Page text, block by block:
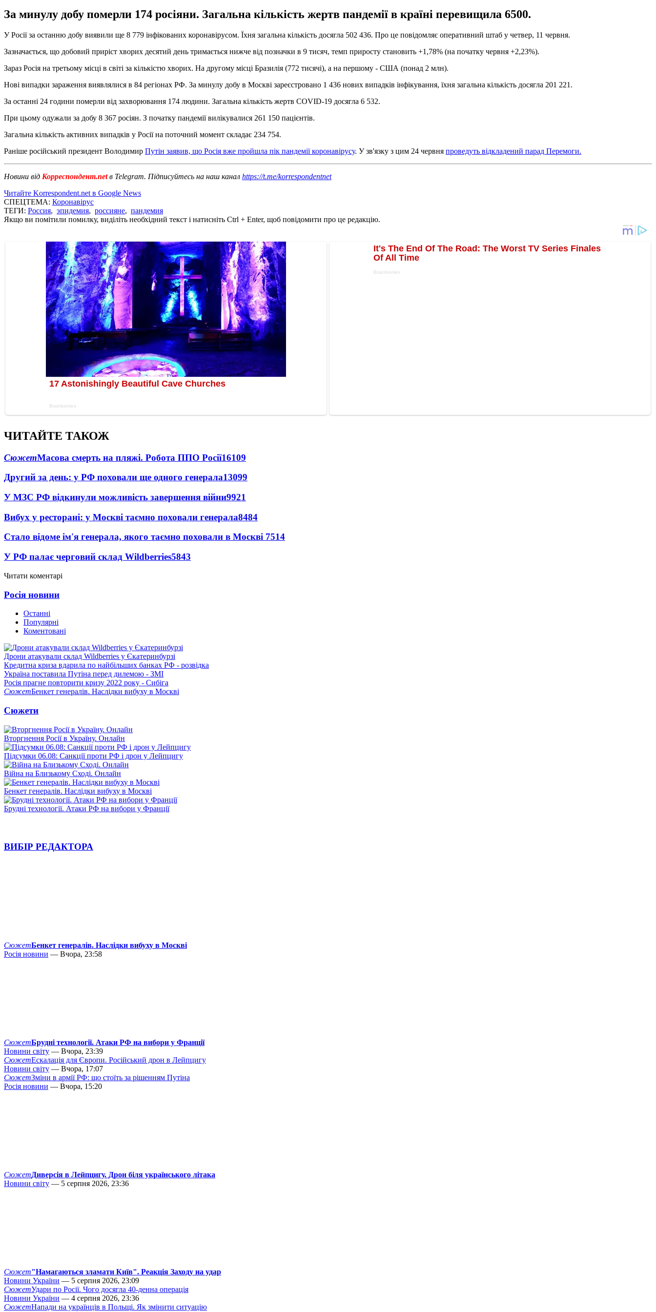
За минулу добу померли 174 росіяни. Загальна кількість жертв пандемії в країні перевищила 6500.
У Росії за останню добу виявили ще 8 779 інфікованих коронавірусом. Їхня загальна кількість досягла 502 436. Про це повідомляє оперативний штаб у четвер, 11 червня.
Зазначається, що добовий приріст хворих десятий день тримається нижче від позначки в 9 тисяч, темп приросту становить +1,78% (на початку червня +2,23%).
Зараз Росія на третьому місці в світі за кількістю хворих. На другому місці Бразилія (772 тисячі), а на першому - США (понад 2 млн).
Нові випадки зараження виявлялися в 84 регіонах РФ. За минулу добу в Москві зареєстровано 1 436 нових випадків інфікування, їхня загальна кількість досягла 201 221.
За останні 24 години померли від захворювання 174 людини. Загальна кількість жертв COVID-19 досягла 6 532.
При цьому одужали за добу 8 367 росіян. З початку пандемії вилікувалися 261 150 пацієнтів.
Загальна кількість активних випадків у Росії на поточний момент складає 234 754.
Раніше російський президент Володимир Путін заявив, що Росія вже пройшла пік пандемії коронавірусу. У зв'язку з цим 24 червня проведуть відкладений парад Перемоги.
Новини від Корреспондент.netв Telegram. Підписуйтесь на наш канал https://t.me/korrespondentnet
Читайте Korrespondent.net в Google News
СПЕЦТЕМА: Коронавірус
ТЕГИ: Россия, эпидемия, россияне, пандемия
Якщо ви помітили помилку, виділіть необхідний текст і натисніть Ctrl + Enter, щоб повідомити про це редакцію.
ЧИТАЙТЕ ТАКОЖ
СюжетМасова смерть на пляжі. Робота ППО Росії16109
Другий за день: у РФ поховали ще одного генерала13099
У МЗС РФ відкинули можливість завершення війни9921
Вибух у ресторані: у Москві таємно поховали генерала8484
Стало відоме ім'я генерала, якого таємно поховали в Москві 7514
У РФ палає черговий склад Wildberries5843
Читати коментарі
Росія новини
Останні
Популярні
Коментовані
Дрони атакували склад Wildberries у Єкатеринбурзі
Кредитна криза вдарила по найбільших банках РФ - розвідка
Україна поставила Путіна перед дилемою - ЗМІ
Росія прагне повторити кризу 2022 року - Сибіга
СюжетБенкет генералів. Наслідки вибуху в Москві
Сюжети
Вторгнення Росії в Україну. Онлайн
Підсумки 06.08: Санкції проти РФ і дрон у Лейпцигу
Війна на Близькому Сході. Онлайн
Бенкет генералів. Наслідки вибуху в Москві
Брудні технології. Атаки РФ на вибори у Франції
ВИБІР РЕДАКТОРА
СюжетБенкет генералів. Наслідки вибуху в Москві
Росія новини — Вчора, 23:58
СюжетБрудні технології. Атаки РФ на вибори у Франції
Новини світу — Вчора, 23:39
СюжетЕскалація для Європи. Російський дрон в Лейпцигу
Новини світу — Вчора, 17:07
СюжетЗміни в армії РФ: що стоїть за рішенням Путіна
Росія новини — Вчора, 15:20
СюжетДиверсія в Лейпцигу. Дрон біля українського літака
Новини світу — 5 серпня 2026, 23:36
Сюжет"Намагаються зламати Київ". Реакція Заходу на удар
Новини України — 5 серпня 2026, 23:09
СюжетУдари по Росії. Чого досягла 40-денна операція
Новини України — 4 серпня 2026, 23:36
СюжетНапади на українців в Польщі. Як змінити ситуацію